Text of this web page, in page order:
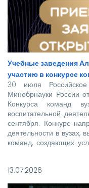
Учебные заведения
участию в конкурсе
30 июля
Минобрнауки России
Конкурса команд
воспитательной
сентября. Конкурс
деятельности в вузах,
команд, создающих
реализуется при
13.07.2026